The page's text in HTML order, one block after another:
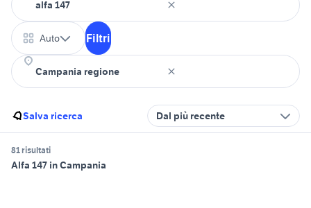
Auto Filtri
Salva ricerca Dal più recente
81 risultati
Alfa 147 in Campania